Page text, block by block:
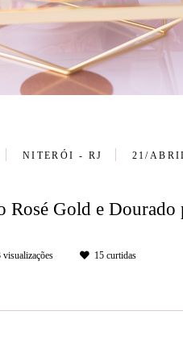
NITERÓI - RJ 21/
Rosé Gold e Dourado
visualizações 15curtidas